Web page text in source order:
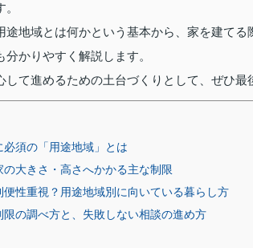
途地域とは何かという基本から、家を建て
かりやすく解説します。
して進めるための土台づくりとして、ぜひ最
必須の「用途地域」とは
の大きさ・高さへかかる主な制限
便性重視？用途地域別に向いている暮らし方
限の調べ方と、失敗しない相談の進め方